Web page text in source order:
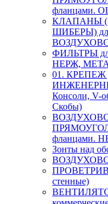
фланцами.
КЛАПАНЫ
ШИБЕРЫ)
ФИЛЬТРЫ
НЕРЖ,
01.
Консоли, V-
Скобы)
фланцами.
Зонты над
стенные)